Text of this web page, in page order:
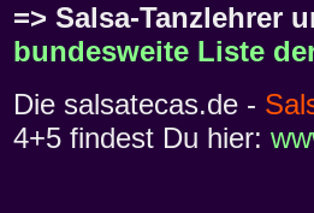
=> Salsa-Tanzlehrer
bundesweite Liste
Die salsatecas.de -
4+5 findest Du hier: